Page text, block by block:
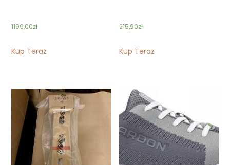
1199,00zł
Kup Teraz
215,90zł
Kup Teraz